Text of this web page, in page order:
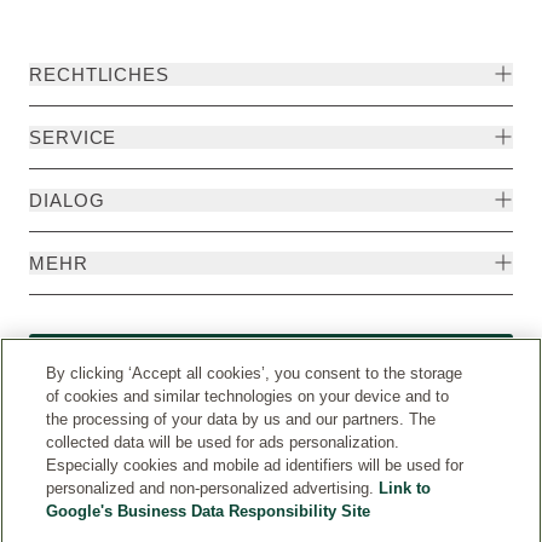
RECHTLICHES
SERVICE
DIALOG
MEHR
By clicking ‘Accept all cookies’, you consent to the storage
of cookies and similar technologies on your device and to
the processing of your data by us and our partners. The
collected data will be used for ads personalization.
Especially cookies and mobile ad identifiers will be used for
personalized and non-personalized advertising. Link to
Google's Business Data Responsibility Site